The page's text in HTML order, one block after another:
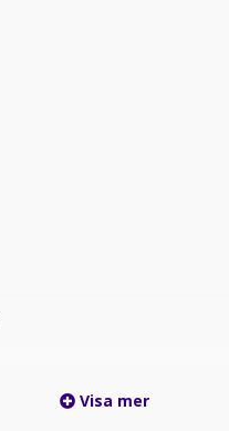
Visa mer